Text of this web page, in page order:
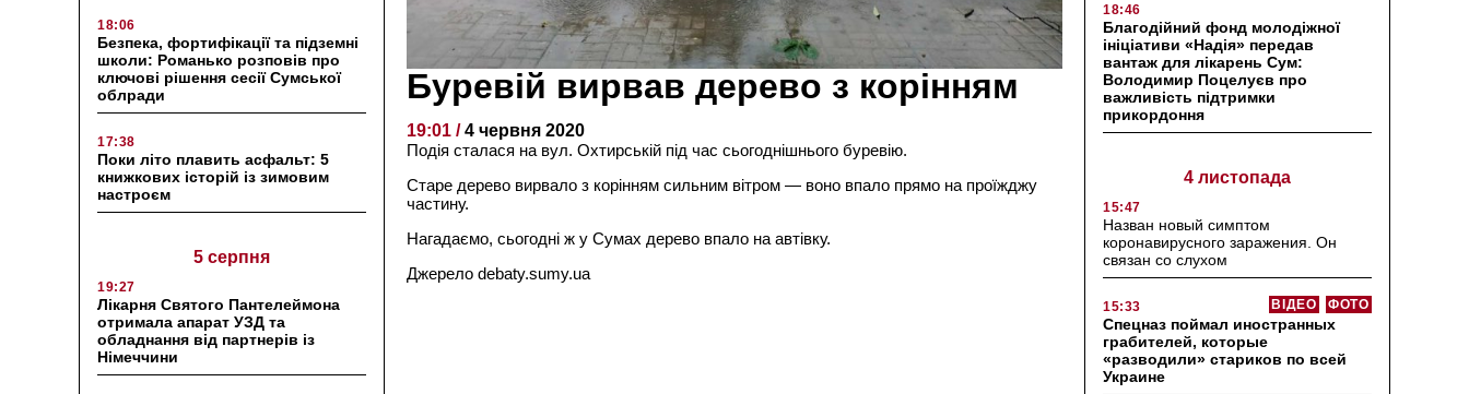
18:06
Безпека, фортифікації та підземні
школи: Романько розповів про
ключові рішення сесії Сумської
облради
17:38
Поки літо плавить асфальт: 5
книжкових історій із зимовим
настроєм
5 серпня
19:27
Лікарня Святого Пантелеймона
отримала апарат УЗД та
обладнання від партнерів із
Німеччини
Буревій вирвав дерево з корінням
19:01 /4 червня 2020
Подія сталася на вул. Охтирській під час сьогоднішнього буревію.
Старе дерево вирвало з корінням сильним вітром — воно впало прямо на проїжджу
частину.
Нагадаємо, сьогодні ж у Сумах дерево впало на автівку.
Джерело debaty.sumy.ua
18:46
Благодійний фонд молодіжної
ініціативи «Надія» передав
вантаж для лікарень Сум:
Володимир Поцелуєв про
важливість підтримки
прикордоння
4 листопада
15:47
Назван новый симптом
коронавирусного заражения. Он
связан со слухом
15:33 ФОТО
ВІДЕО
Спецназ поймал иностранных
грабителей, которые
«разводили» стариков по всей
Украине